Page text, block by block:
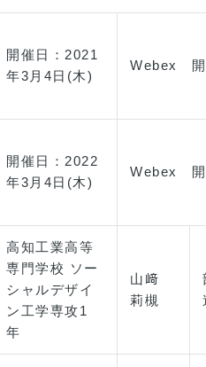
開催日：2021
年3月4日(木)
Webex 開
開催日：2022
年3月4日(木)
Webex 開
高知工業高等
専門学校 ソー
シャルデザイ
ン工学専攻1
年
山﨑
莉槻